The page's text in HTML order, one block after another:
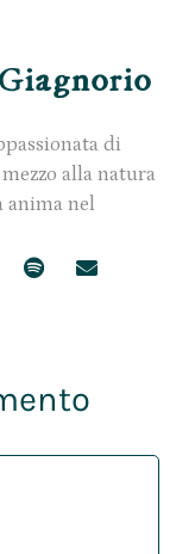
di
alla natura
anima nel